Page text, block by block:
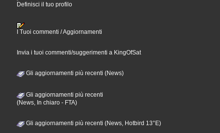
Definisci il tuo profilo
I Tuoi commenti / Aggiornamenti
Invia i tuoi commenti/suggerimenti a KingOfSat
Gli aggiornamenti più recenti (News)
Gli aggiornamenti più recenti
(News, In chiaro - FTA)
Gli aggiornamenti più recenti (News, Hotbird 13°E)